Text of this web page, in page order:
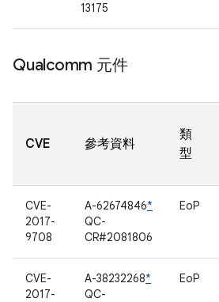
13175
Qualcomm 元件
CVE 參考資料
類
型
CVE-
2017-
9708
A-62674846*
QC-
CR#2081806
EoP
CVE-
2017-
A-38232268*
QC-
EoP